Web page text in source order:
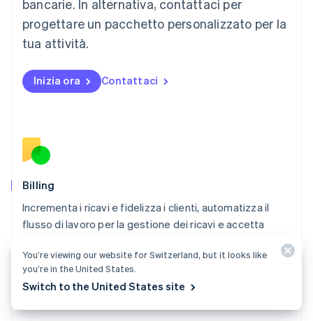
bancarie. In alternativa, contattaci per
progettare un pacchetto personalizzato per la
tua attività.
Inizia ora Contattaci
Billing
Incrementa i ricavi e fidelizza i clienti, automatizza il
flusso di lavoro per la gestione dei ricavi e accetta
Scopri Billing
Messico
EspañolEnglish
English
Nuova Zelanda
English
Portogallo
Português
English简体中文
Regno Unito
Repubblica Ceca
English
Romania
Singapore
You’re viewing our website for Switzerland, but it looks like
you’re in the United States.
Switch to the United States site